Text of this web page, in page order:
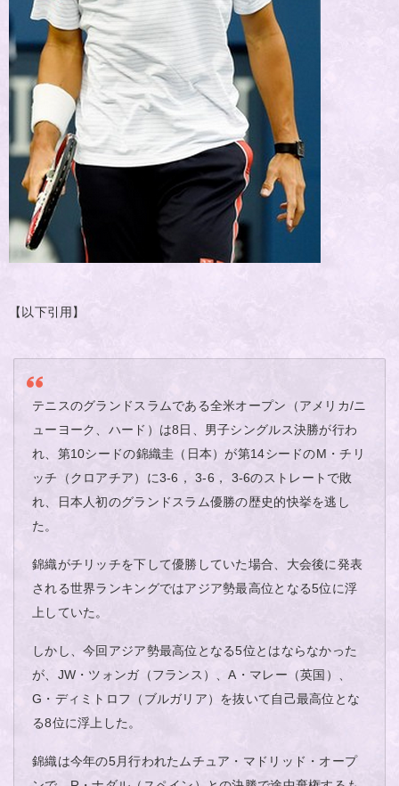
【以下引用】
テニスのグランドスラムである全米オープン（アメリカ/ニ
ューヨーク、ハード）は8日、男子シングルス決勝が行わ
れ、第10シードの錦織圭（日本）が第14シードのM・チリ
ッチ（クロアチア）に3-6， 3-6， 3-6のストレートで敗
れ、日本人初のグランドスラム優勝の歴史的快挙を逃し
た。
錦織がチリッチを下して優勝していた場合、大会後に発表
される世界ランキングではアジア勢最高位となる5位に浮
上していた。
しかし、今回アジア勢最高位となる5位とはならなかった
が、JW・ツォンガ（フランス）、A・マレー（英国）、
G・ディミトロフ（ブルガリア）を抜いて自己最高位とな
る8位に浮上した。
錦織は今年の5月行われたムチュア・マドリッド・オープ